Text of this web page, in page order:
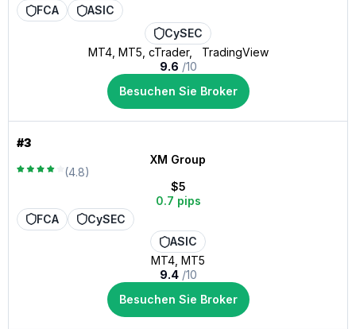
FCA
ASIC
CySEC
MT4, MT5, cTrader, TradingView
9.6 /10
Besuchen Sie Broker
#3
XM Group
(4.8)
$5
0.7 pips
FCA
CySEC
ASIC
MT4, MT5
9.4/10
Besuchen Sie Broker